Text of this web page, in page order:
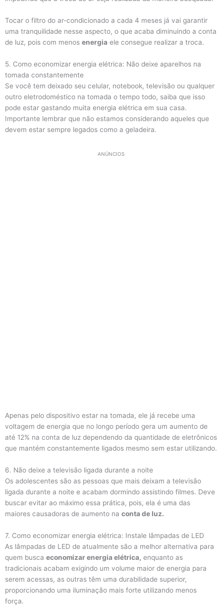
Tocar o filtro do ar-condicionado a cada 4 meses já vai garantir
uma tranquilidade nesse aspecto, o que acaba diminuindo a conta
de luz, pois com menos energia ele consegue realizar a troca.
5. Como economizar energia elétrica: Não deixe aparelhos na
tomada constantemente
Se você tem deixado seu celular, notebook, televisão ou qualquer
outro eletrodoméstico na tomada o tempo todo, saiba que isso
pode estar gastando muita energia elétrica em sua casa.
Importante lembrar que não estamos considerando aqueles que
devem estar sempre legados como a geladeira.
ANÚNCIOS
Apenas pelo dispositivo estar na tomada, ele já recebe uma
voltagem de energia que no longo período gera um aumento de
até 12% na conta de luz dependendo da quantidade de eletrônicos
que mantém constantemente ligados mesmo sem estar utilizando.
6. Não deixe a televisão ligada durante a noite
Os adolescentes são as pessoas que mais deixam a televisão
ligada durante a noite e acabam dormindo assistindo filmes. Deve
buscar evitar ao máximo essa prática, pois, ela é uma das
maiores causadoras de aumento na conta de luz.
7. Como economizar energia elétrica: Instale lâmpadas de LED
As lâmpadas de LED de atualmente são a melhor alternativa para
quem busca economizar energia elétrica, enquanto as
tradicionais acabam exigindo um volume maior de energia para
serem acessas, as outras têm uma durabilidade superior,
proporcionando uma iluminação mais forte utilizando menos
força.